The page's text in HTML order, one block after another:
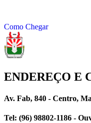
Como Chegar
ENDEREÇO E
Av. Fab, 840 - Centro,
Tel: (96) 98802-1186 -